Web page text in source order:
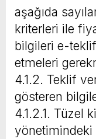
aşağıda
kriterleri ile
bilgileri e-
etmeleri
4.1.2. Teklif
gösteren
4.1.2.1. Tüzel
yönetimindeki